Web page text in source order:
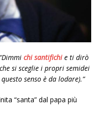
“Dimmi chi santifichie ti dirò
si sceglie i propri semidei
senso è da lodare).”
“santa” dal papa più